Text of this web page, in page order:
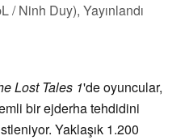
/ Ninh Duy), Yayınlandı
Lost Tales 1'de oyuncular,
bir ejderha tehdidini
Yaklaşık 1.200